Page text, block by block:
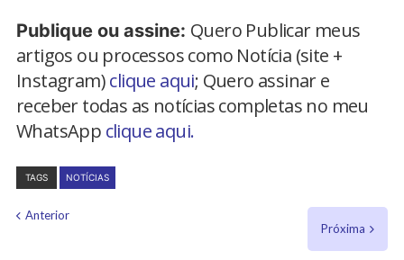
Publique ou assine: Quero Publicar meus
artigos ou processos como Notícia (site +
Instagram)clique aqui; Quero assinar e
receber todas as notícias completas no meu
WhatsApp clique aqui.
TAGS NOTÍCIAS
Anterior
Próxima